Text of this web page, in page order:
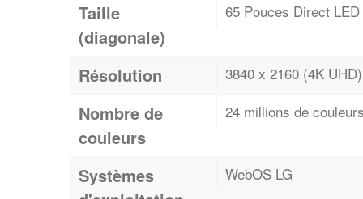
Taille
(diagonale)
65 Pouces Direct LED
Résolution 3840 x 2160 (4K UHD)
Nombre de
couleurs
24 millions de
Systèmes
WebOS LG